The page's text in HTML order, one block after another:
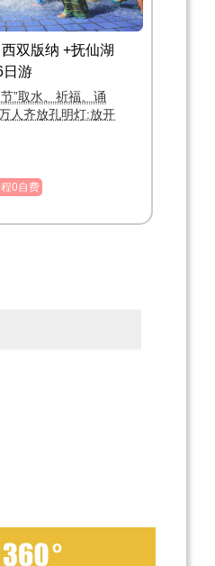
西双版纳 +抚仙湖
日游
”取水、祈福、诵
人齐放孔明灯:放开
飞向无边天际
0自费